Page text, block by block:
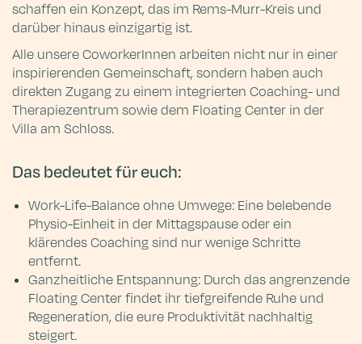
schaffen ein Konzept, das im Rems-Murr-Kreis und
darüber hinaus einzigartig ist.
Alle unsere CoworkerInnen arbeiten nicht nur in einer
inspirierenden Gemeinschaft, sondern haben auch
direkten Zugang zu einem integrierten Coaching- und
Therapiezentrum sowie dem Floating Center in der
Villa am Schloss.
Das bedeutet für euch:
Work-Life-Balance ohne Umwege: Eine belebende
Physio-Einheit in der Mittagspause oder ein
klärendes Coaching sind nur wenige Schritte
entfernt.
Ganzheitliche Entspannung: Durch das angrenzende
Floating Center findet ihr tiefgreifende Ruhe und
Regeneration, die eure Produktivität nachhaltig
steigert.